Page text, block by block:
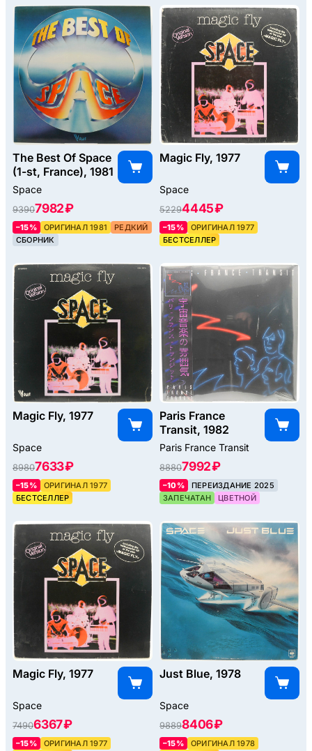
The Best Of Space
(1-st, France), 1981
Space
93907982 ₽
–15% ОРИГИНАЛ 1981
РЕДКИЙ
СБОРНИК
Magic Fly, 1977
Space
52294445 ₽
–15%
ОРИГИНАЛ 1977
БЕСТСЕЛЛЕР
Magic Fly, 1977
Space
89807633 ₽
–15%
ОРИГИНАЛ 1977
БЕСТСЕЛЛЕР
Paris France
Transit, 1982
Paris France Transit
88807992 ₽
–10%
ПЕРЕИЗДАНИЕ 2025
ЗАПЕЧАТАН
ЦВЕТНОЙ
Magic Fly, 1977
Space
74906367 ₽
–15% ОРИГИНАЛ 1977
Just Blue, 1978
Space
98898406 ₽
–15% ОРИГИНАЛ 1978